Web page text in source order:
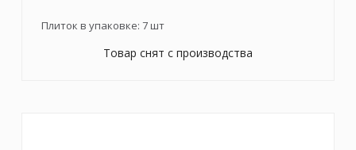
Плиток в упаковке: 7шт
Товар снят с производства